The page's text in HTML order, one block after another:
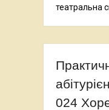
театральна
024